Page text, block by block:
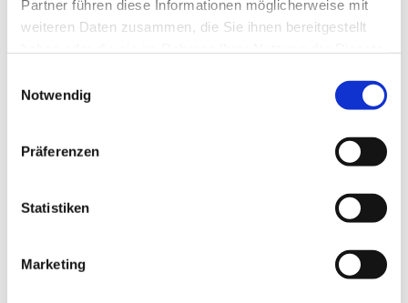
Partner führen diese Informationen möglicherweise mit
weiteren Daten zusammen, die Sie ihnen bereitgestellt
Notwendig
Präferenzen
Statistiken
Marketing